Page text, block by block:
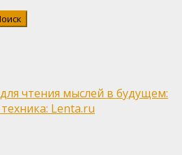
чтения мыслей в будущем:
Lenta.ru